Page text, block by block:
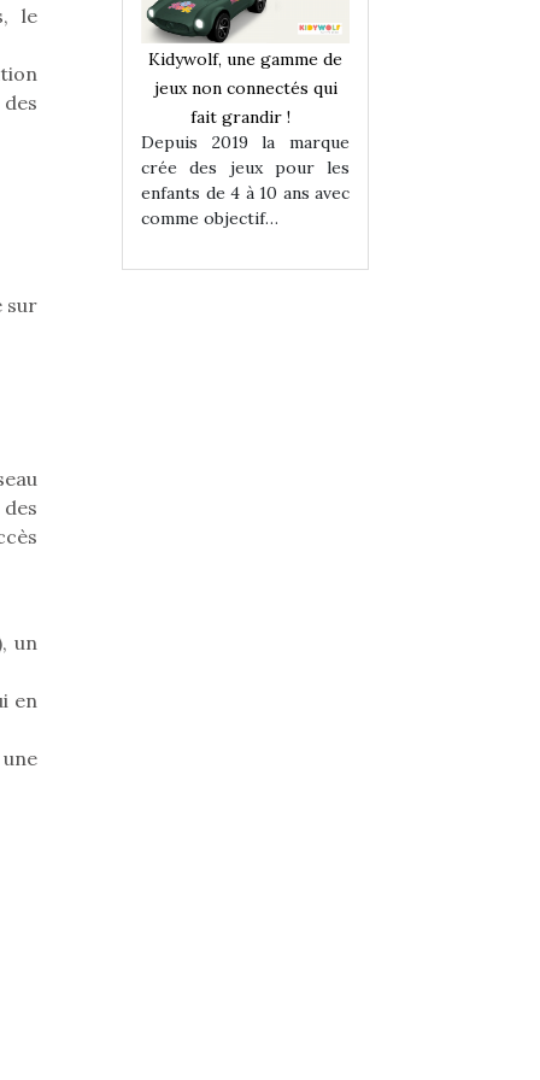
le
sur
un
en
qui
!
Kidywolf, une gamme de
jeux non connectés qui
fait grandir !
Depuis 2019 la marque
crée des jeux pour les
enfants de 4 à 10 ans avec
comme objectif…